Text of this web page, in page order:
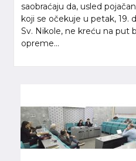
saobraćaju da, usled
koji se očekuje u petak, 19.
Sv. Nikole, ne kreću na put
opreme...